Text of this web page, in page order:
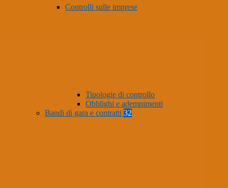
Controlli sulle imprese
Tipologie di controllo
Obblighi e adempimenti
Bandi di gara e contratti 32